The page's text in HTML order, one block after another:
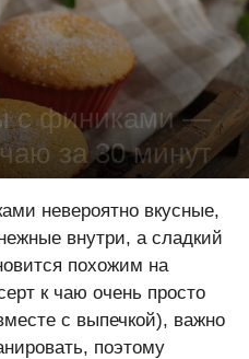
с финиками —
за 30 минут
невероятно вкусные,
внутри, а сладкий
похожим на
к чаю очень просто
с выпечкой), важно
поэтому